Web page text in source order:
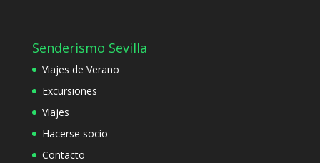
Senderismo Sevilla
Viajes de Verano
Excursiones
Viajes
Hacerse socio
Contacto